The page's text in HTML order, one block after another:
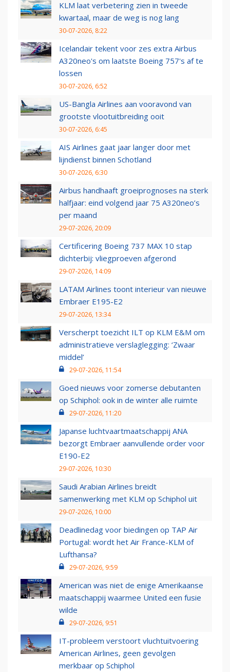
KLM laat verbetering zien in tweede
kwartaal, maar de weg is nog lang
30-07-2026, 8:22
Icelandair tekent voor zes extra Airbus
A320neo's om laatste Boeing 757's af te
lossen
30-07-2026, 6:52
US-Bangla Airlines aan vooravond van
grootste vlootuitbreiding ooit
30-07-2026, 6:45
AIS Airlines gaat jaar langer door met
lijndienst binnen Schotland
30-07-2026, 6:30
Airbus handhaaft groeiprognoses na sterk
halfjaar: eind volgend jaar 75 A320neo’s
per maand
29-07-2026, 20:09
Certificering Boeing 737 MAX 10 stap
dichterbij: vliegproeven afgerond
29-07-2026, 14:09
LATAM Airlines toont interieur van nieuwe
Embraer E195-E2
29-07-2026, 13:34
Verscherpt toezicht ILT op KLM E&M om
administratieve verslaglegging: ‘Zwaar
middel’
29-07-2026, 11:54
Goed nieuws voor zomerse debutanten
op Schiphol: ook in de winter alle ruimte
29-07-2026, 11:20
Japanse luchtvaartmaatschappij ANA
bezorgt Embraer aanvullende order voor
E190-E2
29-07-2026, 10:30
Saudi Arabian Airlines breidt
samenwerking met KLM op Schiphol uit
29-07-2026, 10:00
Deadlinedag voor biedingen op TAP Air
Portugal: wordt het Air France-KLM of
Lufthansa?
29-07-2026, 9:59
American was niet de enige Amerikaanse
maatschappij waarmee United een fusie
wilde
29-07-2026, 9:51
IT-probleem verstoort vluchtuitvoering
American Airlines, geen gevolgen
merkbaar op Schiphol